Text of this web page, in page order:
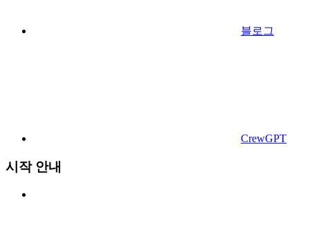
블로그
CrewGPT
시작 안내